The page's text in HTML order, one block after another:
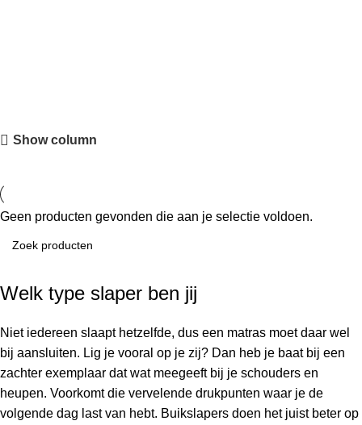
Show column
Geen producten gevonden die aan je selectie voldoen.
Welk type slaper ben jij
Niet iedereen slaapt hetzelfde, dus een matras moet daar wel
bij aansluiten. Lig je vooral op je zij? Dan heb je baat bij een
zachter exemplaar dat wat meegeeft bij je schouders en
heupen. Voorkomt die vervelende drukpunten waar je de
volgende dag last van hebt. Buikslapers doen het juist beter op